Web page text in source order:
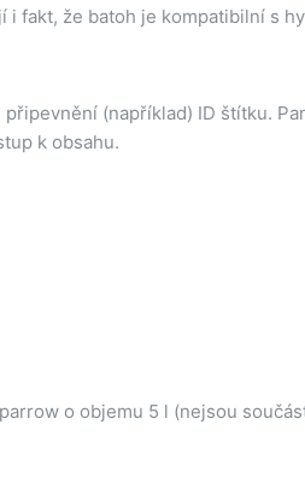
fakt, že batoh je kompatibilní s
(například) ID štítku.
k obsahu.
o objemu 5 l (nejsou